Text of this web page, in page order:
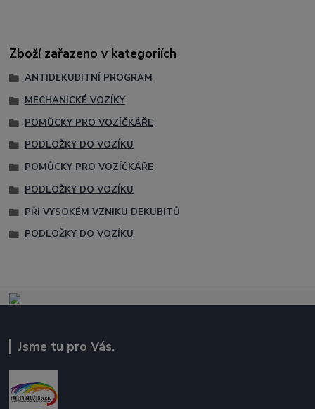
Zboží zařazeno v kategoriích
ANTIDEKUBITNÍ PROGRAM
MECHANICKÉ VOZÍKY
POMŮCKY PRO VOZÍČKÁŘE
PODLOŽKY DO VOZÍKU
POMŮCKY PRO VOZÍČKÁŘE
PODLOŽKY DO VOZÍKU
PŘI VYSOKÉM VZNIKU DEKUBITŮ
PODLOŽKY DO VOZÍKU
Jsme tu pro Vás.